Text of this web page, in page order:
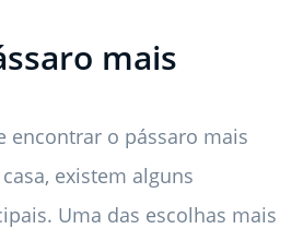
mais
encontrar o pássaro mais
existem alguns
Uma das escolhas mais